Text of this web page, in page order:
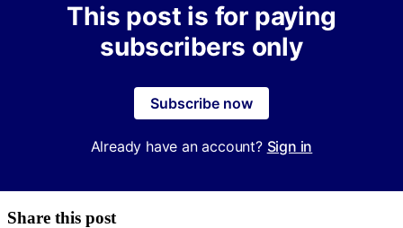
This post is for paying
subscribers only
Subscribe now
Already have an account? Sign in
Share this post